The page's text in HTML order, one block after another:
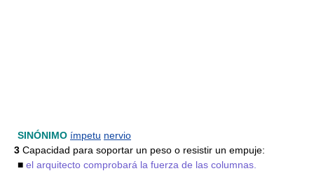
SINÓNIMO ímpetu nervio
3 Capacidad para soportar un peso o resistir un empuje:
■ el arquitecto comprobará la fuerza de las columnas.